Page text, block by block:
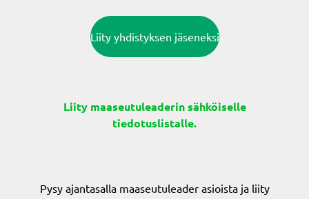
Liity yhdistyksen jäseneksi
Liity maaseutuleaderin sähköiselle
tiedotuslistalle.
Pysy ajantasalla maaseutuleader asioista ja liity